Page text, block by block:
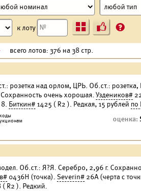
к лоту Ъ ?
всего лотов: 376 на 38 стр.
розетка над орлом, ЦРЬ. Об.ст.:
очень хорошая. Уздеников#
8. Биткин# 1425 ( R2 ). Редкая, 15 рублей по
Об.ст.: Я?Я. Серебро, 2,96 г.
0436Н (точка). Severin# 26А (черта с
( R2 ). Редкий.